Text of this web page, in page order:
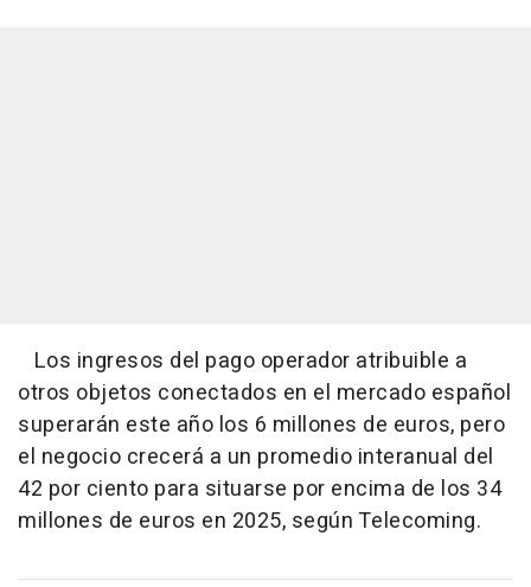
Los ingresos del pago operador atribuible a
otros objetos conectados en el mercado español
superarán este año los 6 millones de euros, pero
el negocio crecerá a un promedio interanual del
42 por ciento para situarse por encima de los 34
millones de euros en 2025, según Telecoming.